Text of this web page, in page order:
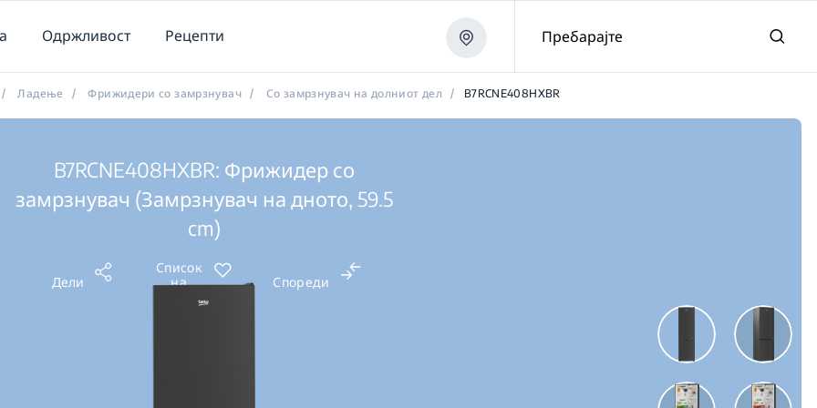
Одржливост Рецепти Пребарајте
/ Ладење / Фрижидери со замрзнувач / Со замрзнувач на долниот дел / B7RCNE408HXBR
B7RCNE408HXBR: Фрижидер со
замрзнувач (Замрзнувач на дното, 59.5
cm)
Дели
Список
на
желби
Спореди